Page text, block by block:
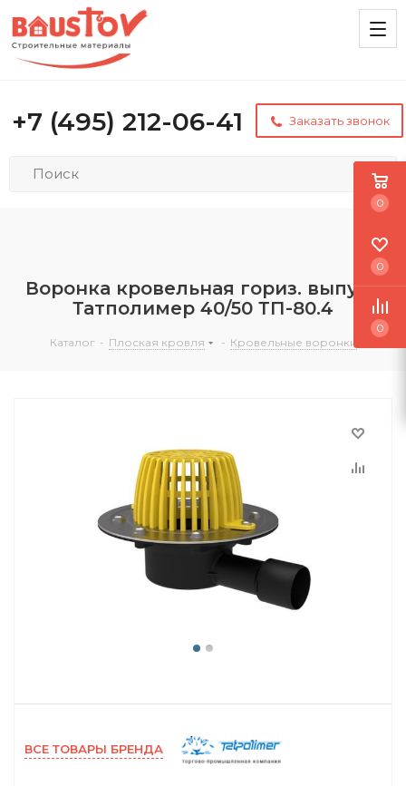
+7 (495) 212-06-41 Заказать звонок
Воронка кровельная гориз. выпуск
Татполимер 40/50 ТП-80.4
Каталог - Плоская кровля - Кровельные воронки
ВСЕ ТОВАРЫ БРЕНДА
0
0
0